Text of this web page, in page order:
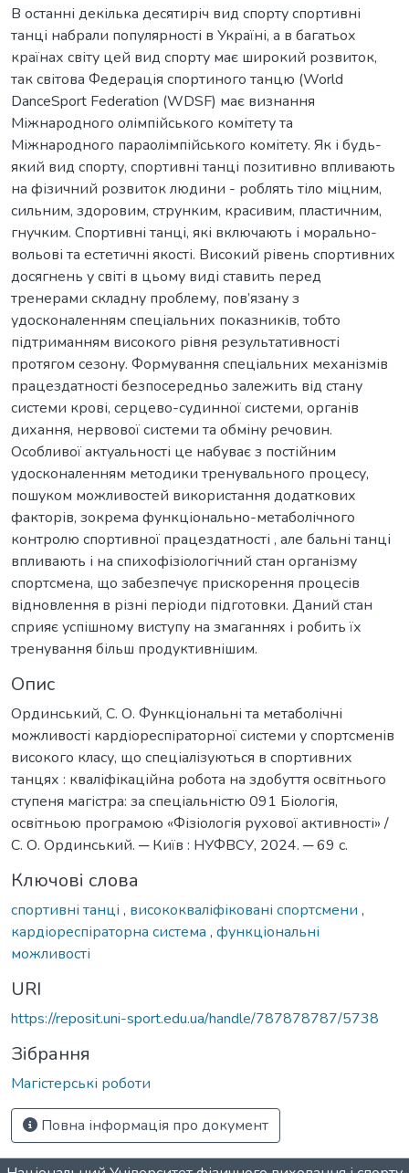
В останні декілька десятиріч вид спорту спортивні
танці набрали популярності в Україні, а в багатьох
країнах світу цей вид спорту має широкий розвиток,
так світова Федерація спортиного танцю (World
DanceSport Federation (WDSF) має визнання
Міжнародного олімпійського комітету та
Міжнародного параолімпійського комітету. Як і будь-
який вид спорту, спортивні танці позитивно впливають
на фізичний розвиток людини - роблять тіло міцним,
сильним, здоровим, струнким, красивим, пластичним,
гнучким. Спортивні танці, які включають і морально-
вольові та естетичні якості. Високий рівень спортивних
досягнень у світі в цьому виді ставить перед
тренерами складну проблему, пов’язану з
удосконаленням спеціальних показників, тобто
підтриманням високого рівня результативності
протягом сезону. Формування спеціальних механізмів
працездатності безпосередньо залежить від стану
системи крові, серцево-судинної системи, органів
дихання, нервової системи та обміну речовин.
Особливої актуальності це набуває з постійним
удосконаленням методики тренувального процесу,
пошуком можливостей використання додаткових
факторів, зокрема функціонально-метаболічного
контролю спортивної працездатності , але бальні танці
впливають і на спихофізіологічний стан організму
спортсмена, що забезпечує прискорення процесів
відновлення в різні періоди підготовки. Даний стан
сприяє успішному виступу на змаганнях і робить їх
тренування більш продуктивнішим.
Опис
Ординський, С. О. Функціональні та метаболічні
можливості кардіореспіраторної системи у спортсменів
високого класу, що спеціалізуються в спортивних
танцях : кваліфікаційна робота на здобуття освітнього
ступеня магістра: за спеціальністю 091 Біологія,
освітньою програмою «Фізіологія рухової активності» /
С. О. Ординський. ─ Київ : НУФВСУ, 2024. ─ 69 с.
Ключові слова
спортивні танці , висококваліфіковані спортсмени ,
кардіореспіраторна система , функціональні
можливості
URI
https://reposit.uni-sport.edu.ua/handle/787878787/5738
Зібрання
Магістерські роботи
Повна інформація про документ